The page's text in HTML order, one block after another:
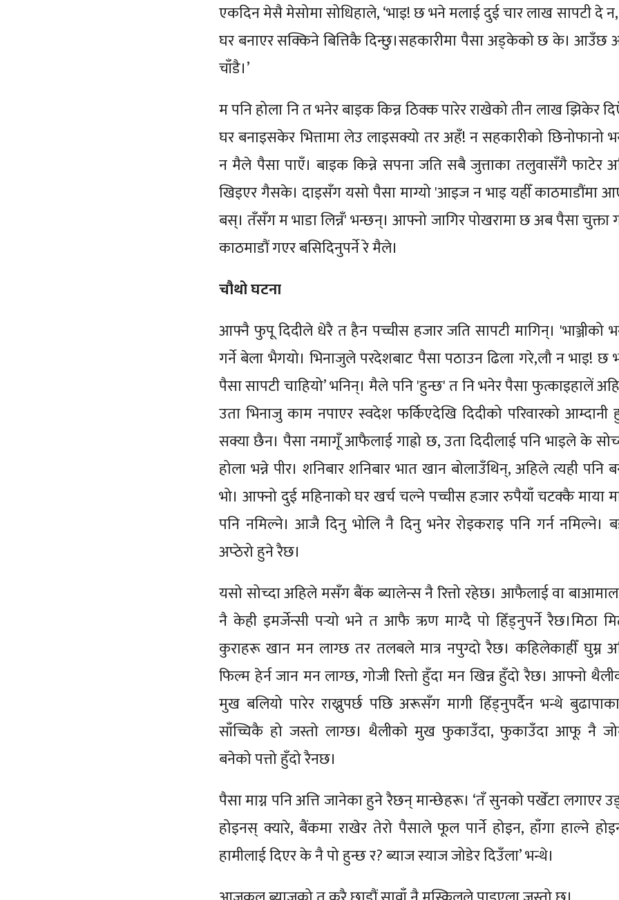
एकदिन मेसै मेसोमा सोधिहाले, ‘भाइ! छ भने मलाई दुई चार लाख सापटी दे
घर बनाएर सक्किने बित्तिकै दिन्छु।सहकारीमा पैसा अड्केको छ के। आउँछ
चाँडै।’
म पनि होला नि त भनेर बाइक किन्न ठिक्क पारेर राखेको तीन लाख झिकेर
घर बनाइसकेर भित्तामा लेउ लाइसक्यो तर अहँ! न सहकारीको छिनोफानो
न मैले पैसा पाएँ। बाइक किन्ने सपना जति सबै जुत्ताका तलुवासँगै फाटेर
खिइएर गैसके। दाइसँग यसो पैसा माग्यो 'आइज न भाइ यहीँ काठमाडौंमा
बस्। तँसँग म भाडा लिन्नँ' भन्छन्। आफ्नो जागिर पोखरामा छ अब पैसा चुक्ता
काठमाडौं गएर बसिदिनुपर्ने रे मैले।
चौथो घटना
आफ्नै फुपू दिदीले धेरै त हैन पच्चीस हजार जति सापटी मागिन्। 'भाञ्जीको
गर्ने बेला भैगयो। भिनाजुले परदेशबाट पैसा पठाउन ढिला गरे,लौ न भाइ! छ
पैसा सापटी चाहियो’ भनिन्। मैले पनि 'हुन्छ' त नि भनेर पैसा फुत्काइहालें
उता भिनाजु काम नपाएर स्वदेश फर्किएदेखि दिदीको परिवारको आम्दानी
सक्या छैन। पैसा नमागूँ आफैलाई गाह्रो छ, उता दिदीलाई पनि भाइले के
होला भन्ने पीर। शनिबार शनिबार भात खान बोलाउँथिन्, अहिले त्यही पनि
भो। आफ्नो दुई महिनाको घर खर्च चल्ने पच्चीस हजार रुपैयाँ चटक्कै माया
पनि नमिल्ने। आजै दिनु भोलि नै दिनु भनेर रोइकराइ पनि गर्न नमिल्ने।
अप्ठेरो हुने रैछ।
यसो सोच्दा अहिले मसँग बैंक ब्यालेन्स नै रित्तो रहेछ। आफैलाई वा
नै केही इमर्जेन्सी पर्‍यो भने त आफै ऋण माग्दै पो हिँड्नुपर्ने रैछ।मिठा
कुराहरू खान मन लाग्छ तर तलबले मात्र नपुग्दो रैछ। कहिलेकाहीँ घुम्न
फिल्म हेर्न जान मन लाग्छ, गोजी रित्तो हुँदा मन खिन्न हुँदो रैछ। आफ्नो
मुख बलियो पारेर राख्नुपर्छ पछि अरूसँग मागी हिँड्नुपर्दैन भन्थे
साँच्चिकै हो जस्तो लाग्छ। थैलीको मुख फुकाउँदा, फुकाउँदा आफू नै
बनेको पत्तो हुँदो रैनछ।
पैसा माग्न पनि अत्ति जानेका हुने रैछन् मान्छेहरू। ‘तँ सुनको पखेँटा लगाएर
होइनस् क्यारे, बैंकमा राखेर तेरो पैसाले फूल पार्ने होइन, हाँगा हाल्ने
हामीलाई दिएर के नै पो हुन्छ र? ब्याज स्याज जोडेर दिउँला’ भन्थे।